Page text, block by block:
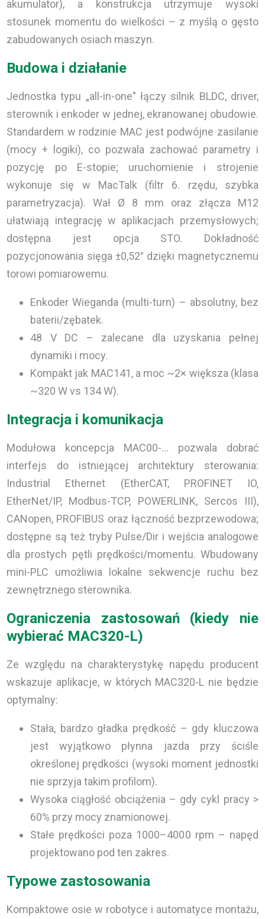
akumulator), a konstrukcja utrzymuje wysoki
stosunek momentu do wielkości – z myślą o gęsto
zabudowanych osiach maszyn.
Budowa i działanie
Jednostka typu „all-in-one” łączy silnik BLDC, driver,
sterownik i enkoder w jednej, ekranowanej obudowie.
Standardem w rodzinie MAC jest podwójne zasilanie
(mocy + logiki), co pozwala zachować parametry i
pozycję po E-stopie; uruchomienie i strojenie
wykonuje się w MacTalk (filtr 6. rzędu, szybka
parametryzacja). Wał Ø 8 mm oraz złącza M12
ułatwiają integrację w aplikacjach przemysłowych;
dostępna jest opcja STO. Dokładność
pozycjonowania sięga ±0,52° dzięki magnetycznemu
torowi pomiarowemu.
Enkoder Wieganda (multi-turn) – absolutny, bez
baterii/zębatek.
48 V DC – zalecane dla uzyskania pełnej
dynamiki i mocy.
Kompakt jak MAC141, a moc ~2× większa (klasa
~320 W vs 134 W).
Integracja i komunikacja
Modułowa koncepcja MAC00-… pozwala dobrać
interfejs do istniejącej architektury sterowania:
Industrial Ethernet (EtherCAT, PROFINET IO,
EtherNet/IP, Modbus-TCP, POWERLINK, Sercos III),
CANopen, PROFIBUS oraz łączność bezprzewodowa;
dostępne są też tryby Pulse/Dir i wejścia analogowe
dla prostych pętli prędkości/momentu. Wbudowany
mini-PLC umożliwia lokalne sekwencje ruchu bez
zewnętrznego sterownika.
Ograniczenia zastosowań (kiedy nie
wybierać MAC320-L)
Ze względu na charakterystykę napędu producent
wskazuje aplikacje, w których MAC320-L nie będzie
optymalny:
Stała, bardzo gładka prędkość – gdy kluczowa
jest wyjątkowo płynna jazda przy ściśle
określonej prędkości (wysoki moment jednostki
nie sprzyja takim profilom).
Wysoka ciągłość obciążenia – gdy cykl pracy >
60% przy mocy znamionowej.
Stałe prędkości poza 1000–4000 rpm – napęd
projektowano pod ten zakres.
Typowe zastosowania
Kompaktowe osie w robotyce i automatyce montażu,